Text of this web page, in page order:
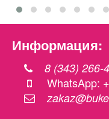
Информация:
8 (343) 266-
WhatsApp: